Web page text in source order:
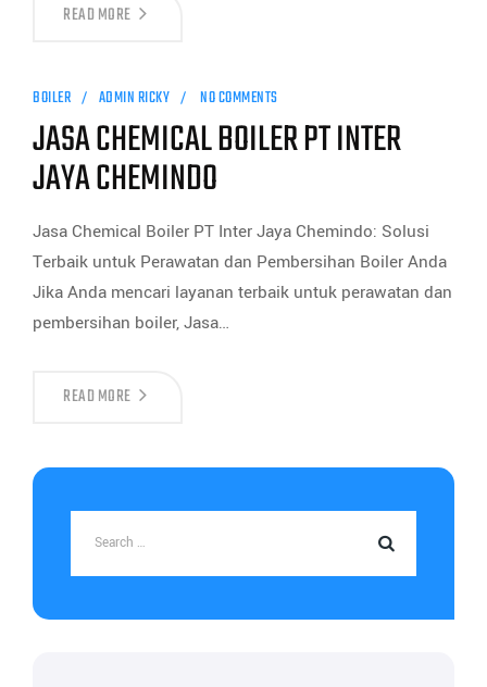
READ MORE
BOILER ADMIN RICKY NO COMMENTS
JASA CHEMICAL BOILER PT INTER
JAYA CHEMINDO
Jasa Chemical Boiler PT Inter Jaya Chemindo: Solusi
Terbaik untuk Perawatan dan Pembersihan Boiler Anda
Jika Anda mencari layanan terbaik untuk perawatan dan
pembersihan boiler, Jasa…
READ MORE